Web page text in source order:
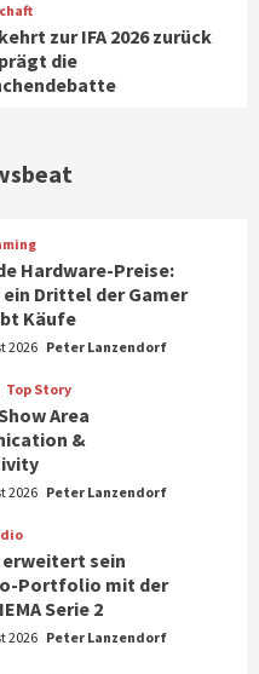
zur IFA 2026 zurück
die
baut Vertriebsteam
Living Top Story
setzen immer
auf Klimageräte und
Gaming
Hardware-Preise:
als ein Drittel der
verschiebt Käufe
Pad Top Story
Show Area
&
Hardware-Preise:
ein Drittel der Gamer
Käufe
2026 Peter Lanzendorf
Top Story
Area
&
2026 Peter Lanzendorf
sein
Portfolio mit der
Serie 2
2026 Peter Lanzendorf